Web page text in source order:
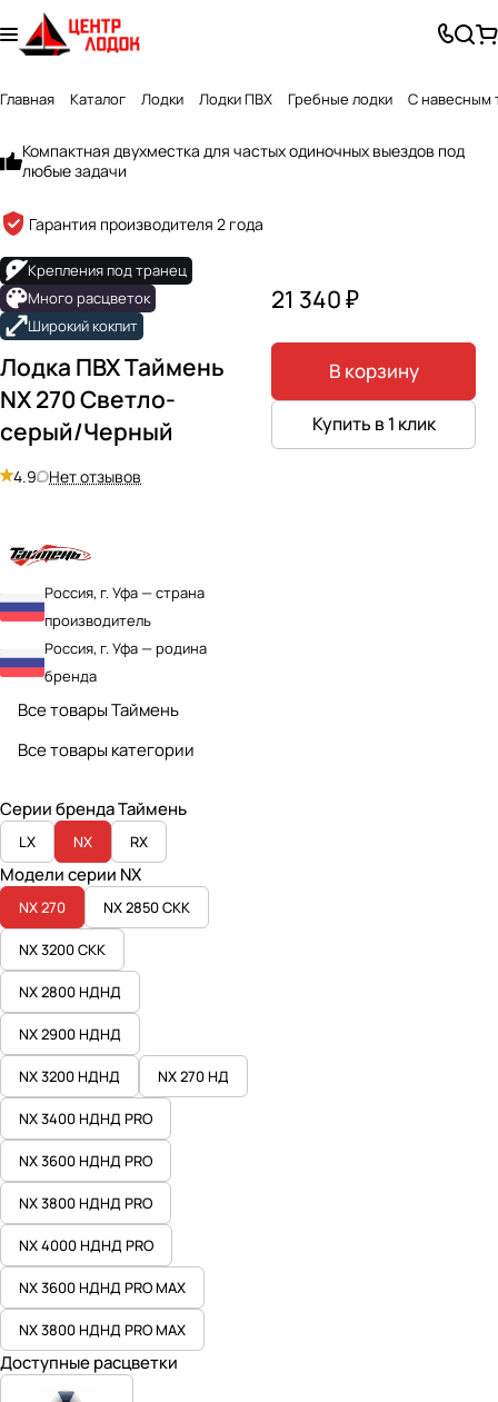
Главная Каталог Лодки Лодки ПВХ Гребные лодки С навесным
Компактная двухместка для частых одиночных выездов под
любые задачи
Гарантия производителя 2 года
Крепления под транец
Много расцветок
Широкий кокпит
Лодка ПВХ Таймень
NX 270 Светло-
серый/Черный
4.9 Нет отзывов
Россия, г. Уфа — страна
производитель
Россия, г. Уфа — родина
бренда
Все товары Таймень
Все товары категории
Серии бренда Таймень
LX NX RX
Модели серии NX
NX 270 NX 2850 СКК
NX 3200 СКК
NX 2800 НДНД
NX 2900 НДНД
NX 3200 НДНД NX 270 НД
NX 3400 НДНД PRO
NX 3600 НДНД PRO
NX 3800 НДНД PRO
NX 4000 НДНД PRO
NX 3600 НДНД PRO MAX
NX 3800 НДНД PRO MAX
Доступные расцветки
21 340 ₽
В корзину
Купить в 1 клик